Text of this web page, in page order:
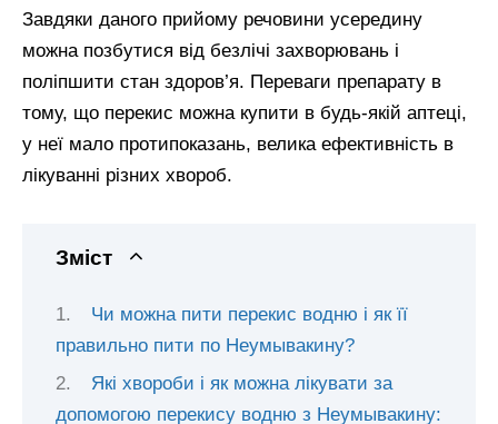
Завдяки даного прийому речовини усередину
можна позбутися від безлічі захворювань і
поліпшити стан здоров’я. Переваги препарату в
тому, що перекис можна купити в будь-якій аптеці,
у неї мало протипоказань, велика ефективність в
лікуванні різних хвороб.
Зміст
Чи можна пити перекис водню і як її
правильно пити по Неумывакину?
Які хвороби і як можна лікувати за
допомогою перекису водню з Неумывакину: